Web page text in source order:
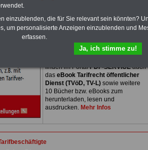
PDF-SERVICE nur 15 Euro
Zum Komplettpreis von nur 15,00
Euro bei einer Laufzeit von 12
Monaten bleiben Sie in den
wichtigsten Fragen zum Öffentlichen
finden im PortalPDF-SERVICEauch
das eBook Tarifrecht öffentlicher
Dienst (TVöD, TV-L)sowie weitere
10 Bücher bzw. eBooks zum
herunterladen, lesen und
ausdrucken. Mehr Infos
einzublenden, die für Sie relevant sein könnten?
um personalisierte Anzeigen einzublenden und
erfassen.
Ja, ich stimme zu!